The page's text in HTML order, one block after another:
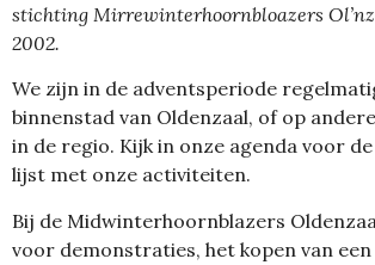
stichting Mirrewinterhoornbloazers
2002.
We zijn in de adventsperiode
binnenstad van Oldenzaal, of op
in de regio. Kijk in onze agenda voor
lijst met onze activiteiten.
Bij de Midwinterhoornblazers
voor demonstraties, het kopen van